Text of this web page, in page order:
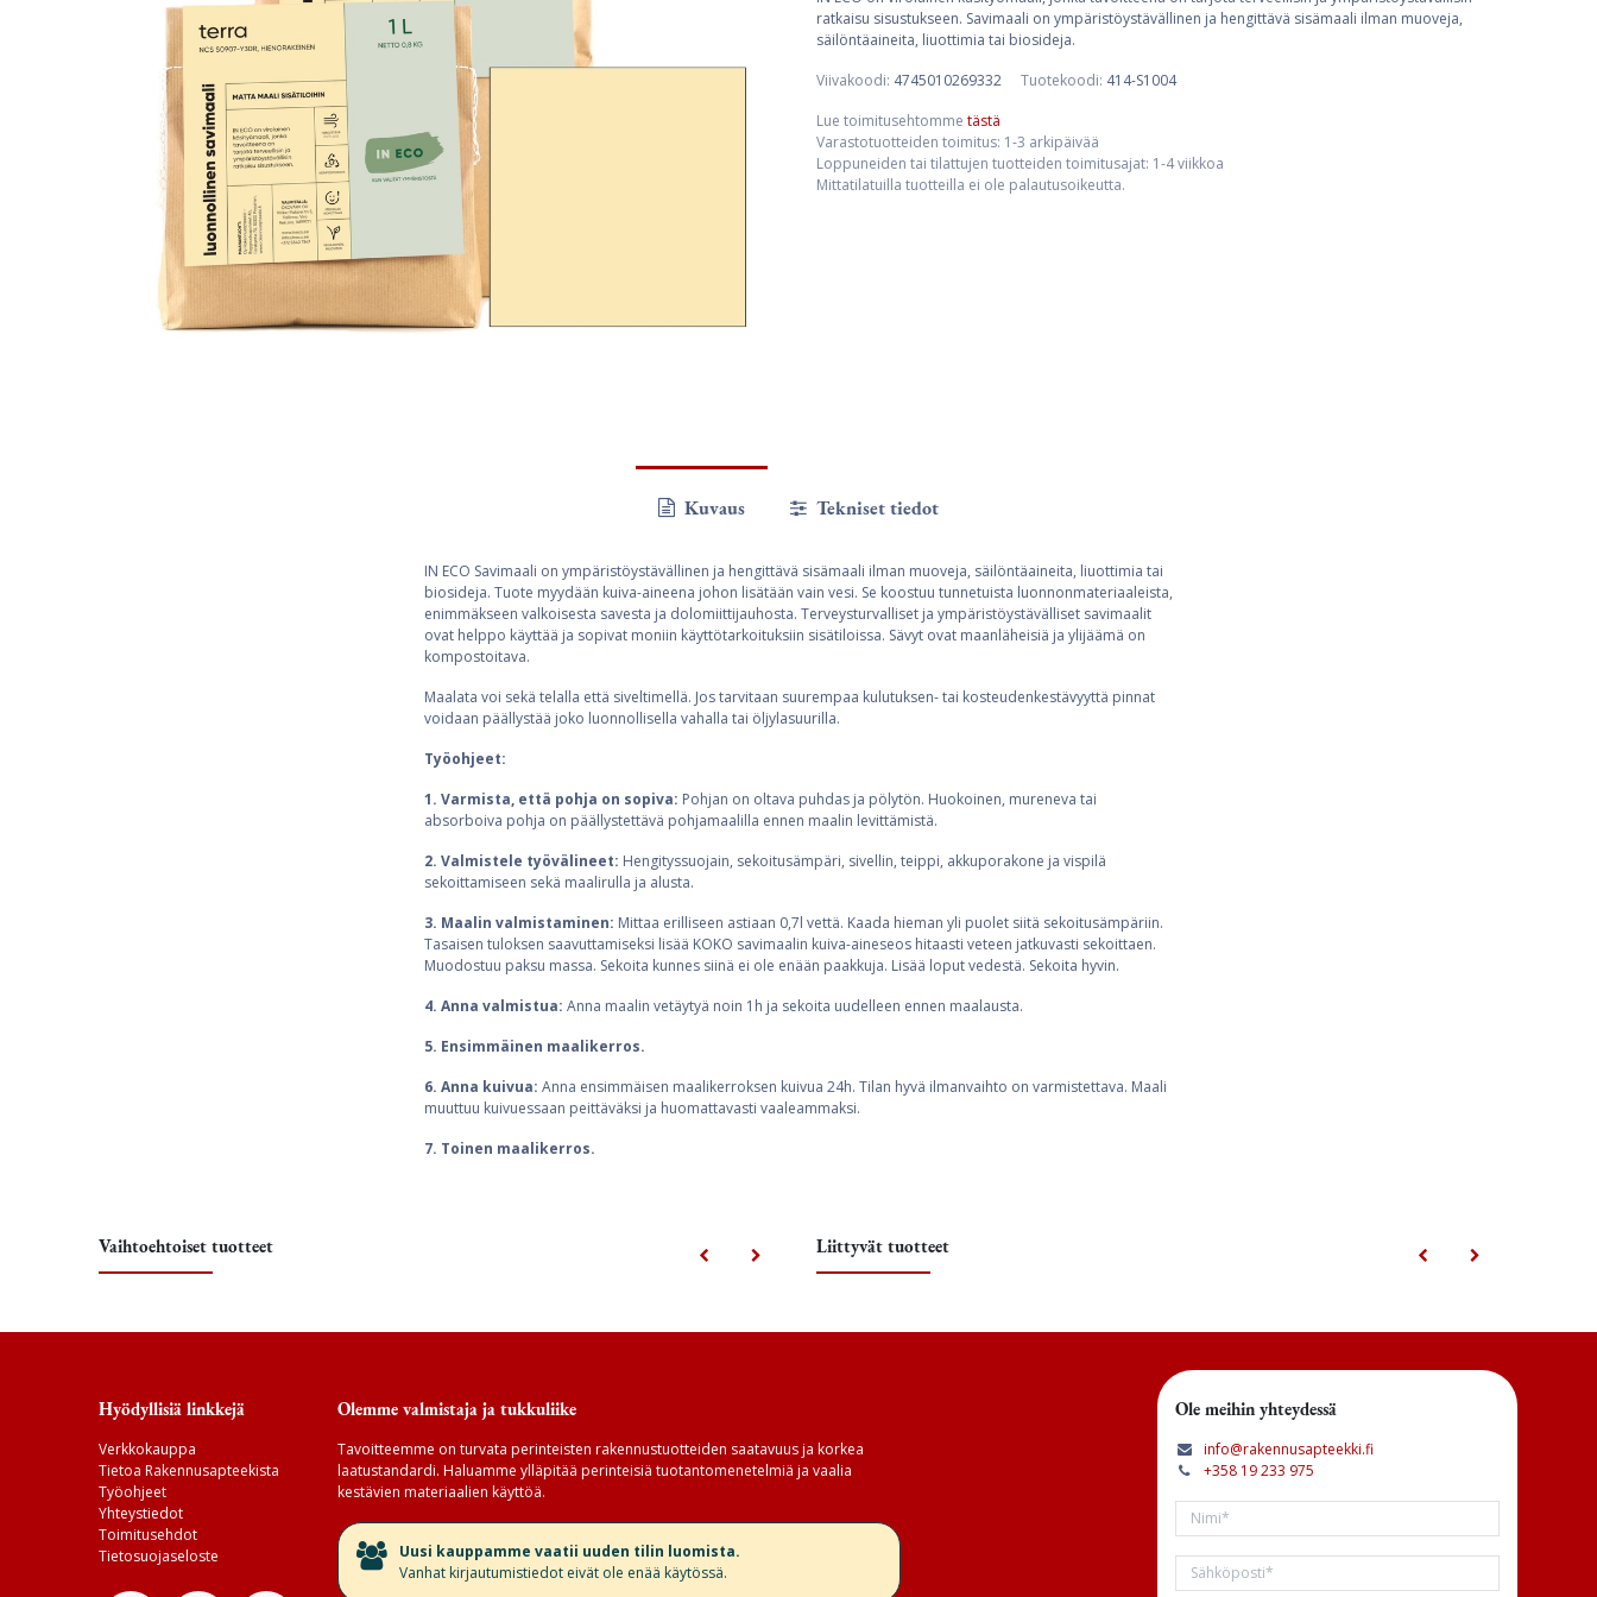
ratkaisu sisustukseen. Savimaali on ympäristöystävällinen ja hengittävä sisämaali ilman muoveja,
säilöntäaineita, liuottimia tai biosideja.
Viivakoodi: 4745010269332 Tuotekoodi: 414-S1004
Lue toimitusehtomme tästä
Varastotuotteiden toimitus: 1-3 arkipäivää
Loppuneiden tai tilattujen tuotteiden toimitusajat: 1-4 viikkoa
Mittatilatuilla tuotteilla ei ole palautusoikeutta.
Kuvaus Tekniset tiedot
IN ECO Savimaali on ympäristöystävällinen ja hengittävä sisämaali ilman muoveja, säilöntäaineita, liuottimia tai
biosideja. Tuote myydään kuiva-aineena johon lisätään vain vesi. Se koostuu tunnetuista luonnonmateriaaleista,
enimmäkseen valkoisesta savesta ja dolomiittijauhosta. Terveysturvalliset ja ympäristöystävälliset savimaalit
ovat helppo käyttää ja sopivat moniin käyttötarkoituksiin sisätiloissa. Sävyt ovat maanläheisiä ja ylijäämä on
kompostoitava.
Maalata voi sekä telalla että siveltimellä. Jos tarvitaan suurempaa kulutuksen- tai kosteudenkestävyyttä pinnat
voidaan päällystää joko luonnollisella vahalla tai öljylasuurilla.
Työohjeet:
1. Varmista, että pohja on sopiva: Pohjan on oltava puhdas ja pölytön. Huokoinen, mureneva tai
absorboiva pohja on päällystettävä pohjamaalilla ennen maalin levittämistä.
2. Valmistele työvälineet: Hengityssuojain, sekoitusämpäri, sivellin, teippi, akkuporakone ja vispilä
sekoittamiseen sekä maalirulla ja alusta.
3. Maalin valmistaminen: Mittaa erilliseen astiaan 0,7l vettä. Kaada hieman yli puolet siitä sekoitusämpäriin.
Tasaisen tuloksen saavuttamiseksi lisää KOKO savimaalin kuiva-aineseos hitaasti veteen jatkuvasti sekoittaen.
Muodostuu paksu massa. Sekoita kunnes siinä ei ole enään paakkuja. Lisää loput vedestä. Sekoita hyvin.
4. Anna valmistua: Anna maalin vetäytyä noin 1h ja sekoita uudelleen ennen maalausta.
5. Ensimmäinen maalikerros.
6. Anna kuivua: Anna ensimmäisen maalikerroksen kuivua 24h. Tilan hyvä ilmanvaihto on varmistettava. Maali
muuttuu kuivuessaan peittäväksi ja huomattavasti vaaleammaksi.
7. Toinen maalikerros.
Vaihtoehtoiset tuotteet Liittyvät tuotteet
Hyödyllisiä linkkejä
Verkkokauppa
Tietoa Rakennusapteekista
Työohjeet
Yhteystiedot
Toimitusehdot
Tietosuojaseloste
Olemme valmistaja ja tukkuliike
Tavoitteemme on turvata perinteisten rakennustuotteiden saatavuus ja korkea
laatustandardi. Haluamme ylläpitää perinteisiä tuotantomenetelmiä ja vaalia
kestävien materiaalien käyttöä.
​Uusi kauppamme vaatii uuden tilin luomista.
Vanhat kirjautumistiedot eivät ole enää käytössä.
Ole meihin yhteydessä
info@rakennusapteekki.fi
+358 19 233 975